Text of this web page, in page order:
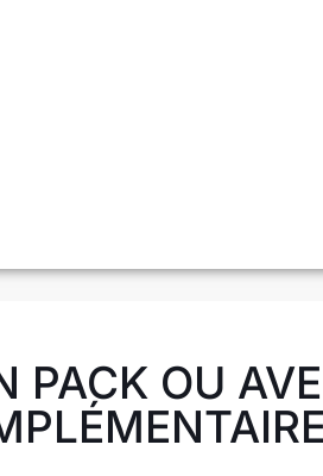
PACK OU